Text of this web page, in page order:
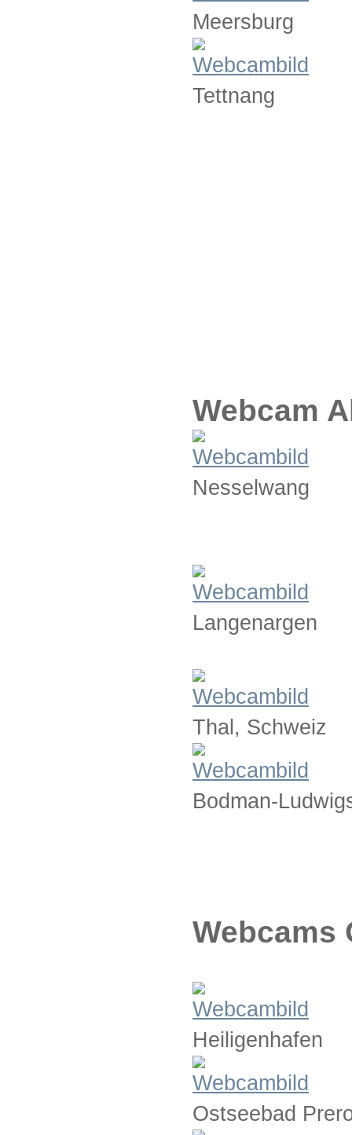
Meersburg
Tettnang
Webcam
Nesselwang
Langenargen
Thal, Schweiz
Bodman-
Webcams
Heiligenhafen
Ostseebad